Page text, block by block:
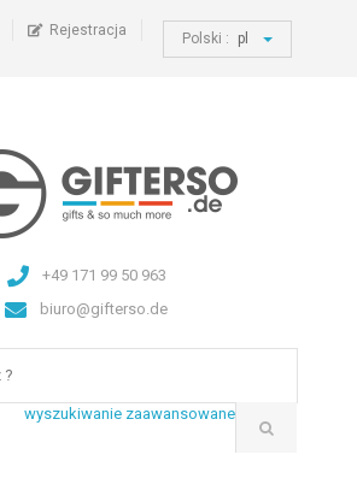
Rejestracja Polski : pl
+49 171 99 50 963
biuro@gifterso.de
wyszukiwanie zaawansowane